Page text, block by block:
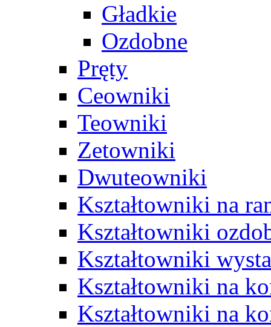
Gładkie
Ozdobne
Pręty
Ceowniki
Teowniki
Zetowniki
Dwuteowniki
Kształtowniki na
Kształtowniki
Kształtowniki
Kształtowniki na
Kształtowniki na